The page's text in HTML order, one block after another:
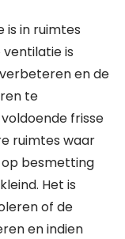
is in ruimtes
is
en de
te
frisse
ruimtes waar
op besmetting
Het is
of de
en indien